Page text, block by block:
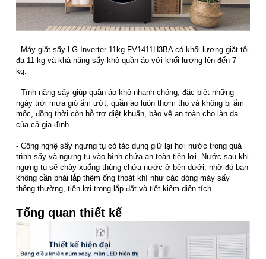
- Máy giặt sấy LG Inverter 11kg FV1411H3BA có khối lượng giặt tối
đa 11 kg và khả năng sấy khô quần áo với khối lượng lên đến 7
kg.
- Tính năng sấy giúp quần áo khô nhanh chóng, đặc biệt những
ngày trời mưa gió ẩm ướt, quần áo luôn thơm tho và không bị ẩm
mốc, đồng thời còn hỗ trợ diệt khuẩn, bảo vệ an toàn cho làn da
của cả gia đình.
- Công nghệ sấy ngưng tụ có tác dụng giữ lại hơi nước trong quá
trình sấy và ngưng tụ vào bình chứa an toàn tiện lợi. Nước sau khi
ngưng tụ sẽ chảy xuống thùng chứa nước ở bên dưới, nhờ đó bạn
không cần phải lắp thêm ống thoát khí như các dòng máy sấy
thông thường, tiện lợi trong lắp đặt và tiết kiệm diện tích.
Tổng quan thiết kế